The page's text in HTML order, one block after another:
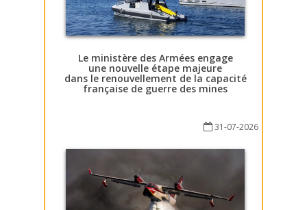
Le ministère des Armées engage
une nouvelle étape majeure
dans le renouvellement de la capacité
française de guerre des mines
31-07-2026